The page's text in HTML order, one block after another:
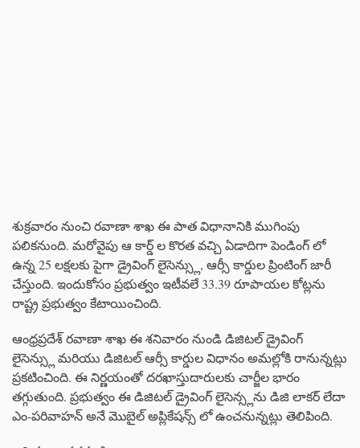
శుక్రవారం నుంచి రవాణా శాఖ ఈ పాత విధానానికి ముగింపు
పలికనుంది. మరోవైపు ఆ కార్డ్ ల కొరత వచ్చి ఏడాదిగా పెండింగ్ లో
ఉన్న 25 లక్షలకు పైగా డ్రైవింగ్ లైసెన్స్లు, ఆర్సీ కార్డుల ప్రింటింగ్ జారీ
చేస్తుంది. ఇందుకోసం ప్రభుత్వం ఇటీవలే 33.39 రూపాయల కోట్లను
రాష్ట్ర ప్రభుత్వం కేటాయించింది.
ఆంధ్రప్రదేశ్ రవాణా శాఖ ఈ శనివారం నుండి డిజిటల్ డ్రైవింగ్
లైసెన్స్లు మరియు డిజిటల్ ఆర్సీ కార్డుల విధానం అమల్లోకి రానున్నట్లు
ప్రకటించింది. ఈ నిర్ణయంతో దరఖాస్తుదారులకు చార్జీల భారం
తగ్గుతుంది. ప్రభుత్వం ఈ డిజిటల్ డ్రైవింగ్ లైసెన్స్లను డిజి లాకర్ లేదా
ఎం-పరివాహన్ అనే మొబైల్ అప్లికేషన్స్ లో ఉంచనున్నట్లు తెలిపింది.